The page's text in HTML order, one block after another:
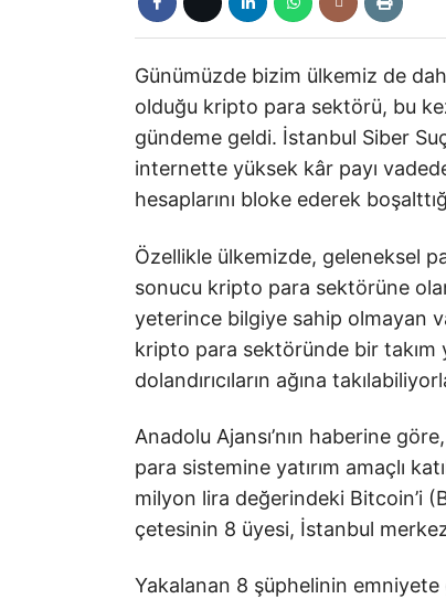
Günümüzde bizim ülkemiz de
olduğu kripto para sektörü, bu
gündeme geldi. İstanbul Siber
internette yüksek kâr payı
hesaplarını bloke ederek
Özellikle ülkemizde, geleneksel
sonucu kripto para sektörüne
yeterince bilgiye sahip olmayan
kripto para sektöründe bir takım
dolandırıcıların ağına
Anadolu Ajansı’nın haberine
para sistemine yatırım amaçlı
milyon lira değerindeki Bitcoin’i
çetesinin 8 üyesi, İstanbul
Yakalanan 8 şüphelinin emniyete